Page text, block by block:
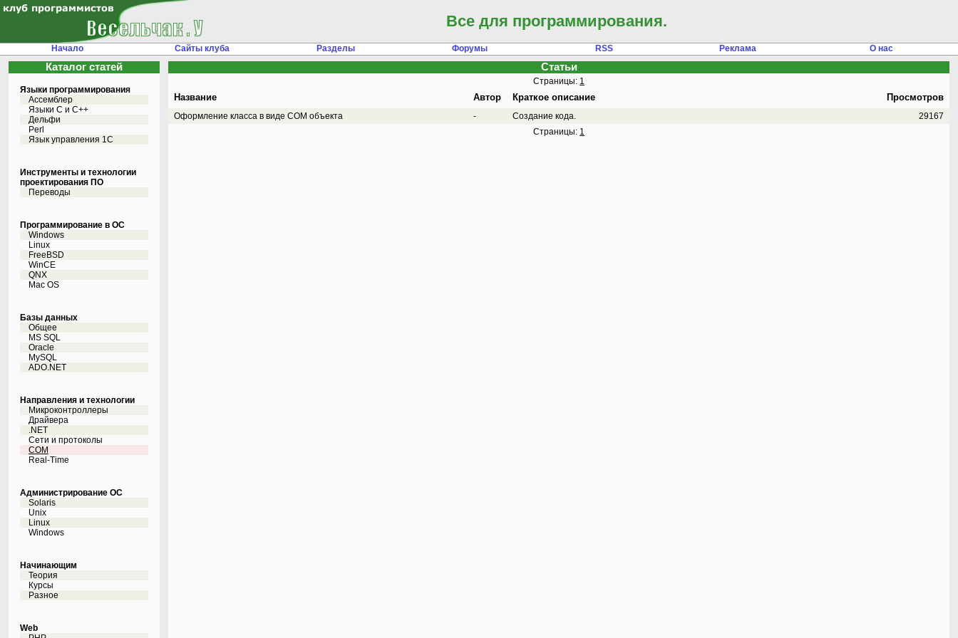
Все для программирования.
Начало Сайты клуба Разделы Форумы RSS Реклама О нас
Каталог статей
Языки программирования
Ассемблер
Языки С и C++
Дельфи
Perl
Язык управления 1С
Инструменты и технологии
проектирования ПО
Переводы
Программирование в ОС
Windows
Linux
FreeBSD
WinCE
QNX
Mac OS
Базы данных
Общее
MS SQL
Oracle
MySQL
ADO.NET
Направления и технологии
Микроконтроллеры
Драйвера
.NET
Сети и протоколы
COM
Real-Time
Администрирование ОС
Solaris
Unix
Linux
Windows
Начинающим
Теория
Курсы
Разное
Web
Статьи
Страницы: 1
Название Автор Краткое описание Просмотров
Оформление класса в виде COM объекта - Создание кода.
29167
Страницы: 1